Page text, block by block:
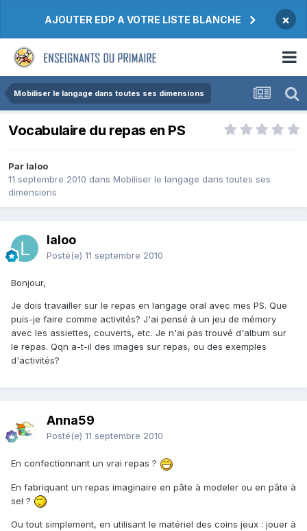
AJOUTER EDP A VOTRE LISTE BLANCHE ×
Mobiliser le langage dans toutes ses dimensions
Vocabulaire du repas en PS
Par laloo
11 septembre 2010 dans Mobiliser le langage dans toutes ses
dimensions
laloo
Posté(e) 11 septembre 2010
Bonjour,
Je dois travailler sur le repas en langage oral avec mes PS. Que
puis-je faire comme activités? J'ai pensé à un jeu de mémory
avec les assiettes, couverts, etc. Je n'ai pas trouvé d'album sur
le repas. Qqn a-t-il des images sur repas, ou des exemples
d'activités?
Anna59
Posté(e) 11 septembre 2010
En confectionnant un vrai repas ?
En fabriquant un repas imaginaire en pâte à modeler ou en pâte à
sel ?
Ou tout simplement, en utilisant le matériel des coins jeux : jouer à